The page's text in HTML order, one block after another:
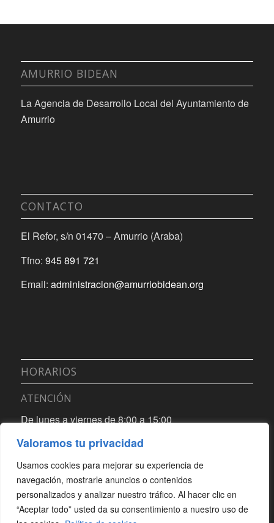
Valoramos tu privacidad
Usamos cookies para mejorar su experiencia de
navegación, mostrarle anuncios o contenidos
personalizados y analizar nuestro tráfico. Al hacer clic en
“Aceptar todo” usted da su consentimiento a nuestro uso de
AMURRIO BIDEAN
La Agencia de Desarrollo Local del Ayuntamiento de
Amurrio
CONTACTO
El Refor, s/n 01470 – Amurrio (Araba)
Tfno: 945 891 721
Email: administracion@amurriobidean.org
HORARIOS
ATENCIÓN
De lunes a viernes de 8:00 a 15:00
INSTALACIONES
De lunes a viernes de 8:00 a 21:00